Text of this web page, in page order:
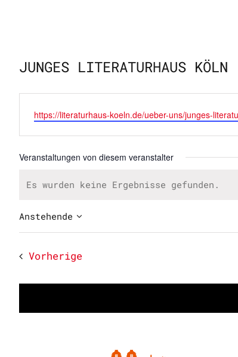
JUNGES LITERATURHAUS KÖLN
Webseite
https://literaturhaus-koeln.de/ueber-uns/junges-
Veranstaltungen von diesem veranstalter
Hinweis
Es wurden keine Ergebnisse gefunden.
Anstehende
wählen.
VorherigeVeranstaltungen